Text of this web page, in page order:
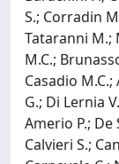
S.; Corradin
Tataranni M.;
M.C.;
Casadio
G.; Di Lernia
Amerio P.;
Calvieri S.;